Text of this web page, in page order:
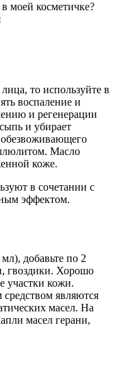
моей косметичке?
то используйте в
воспаление и
и регенерации
и убирает
Масло
коже.
в сочетании с
эффектом.
добавьте по 2
гвоздики. Хорошо
участки кожи.
являются
масел. На
масел герани,